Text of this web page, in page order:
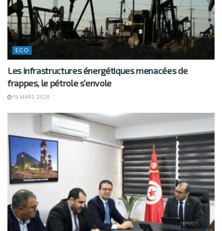
ECO
Les infrastructures énergétiques menacées de
frappes, le pétrole s’envole
19 MARS 2026